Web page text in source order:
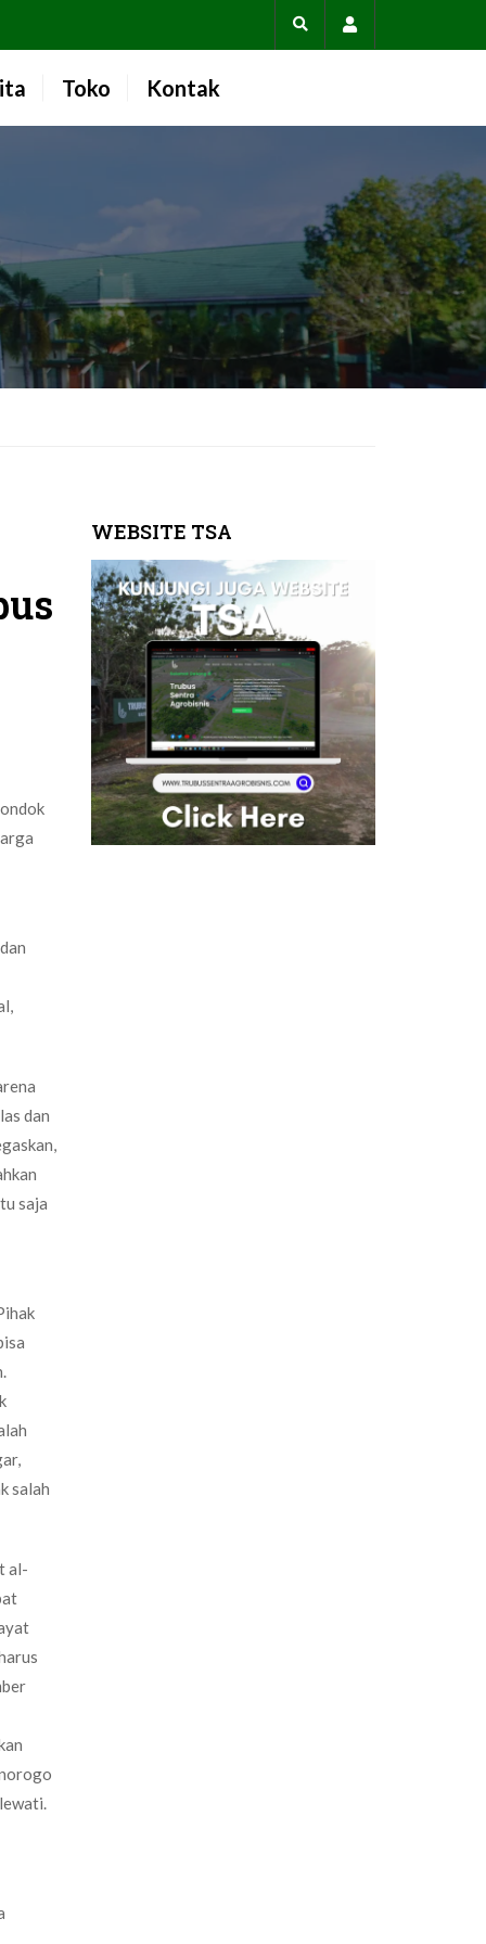
Toko Kontak
dan
saja
salah
al-
WEBSITE TSA